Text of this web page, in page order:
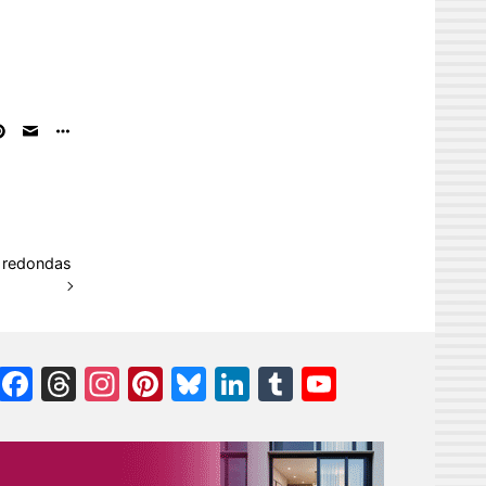
Facebook
Threads
Instagram
Pinterest
Bluesky
LinkedIn
Tumblr